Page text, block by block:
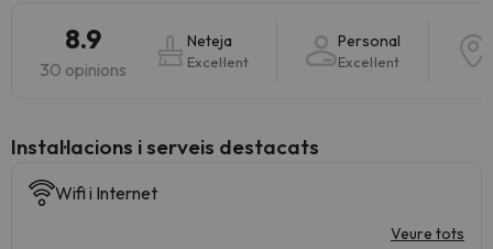
8.9
30 opinions
Neteja
Excel·lent
Personal
Excel·lent
Instal·lacions i serveis destacats
Wifi i Internet
Veure tots